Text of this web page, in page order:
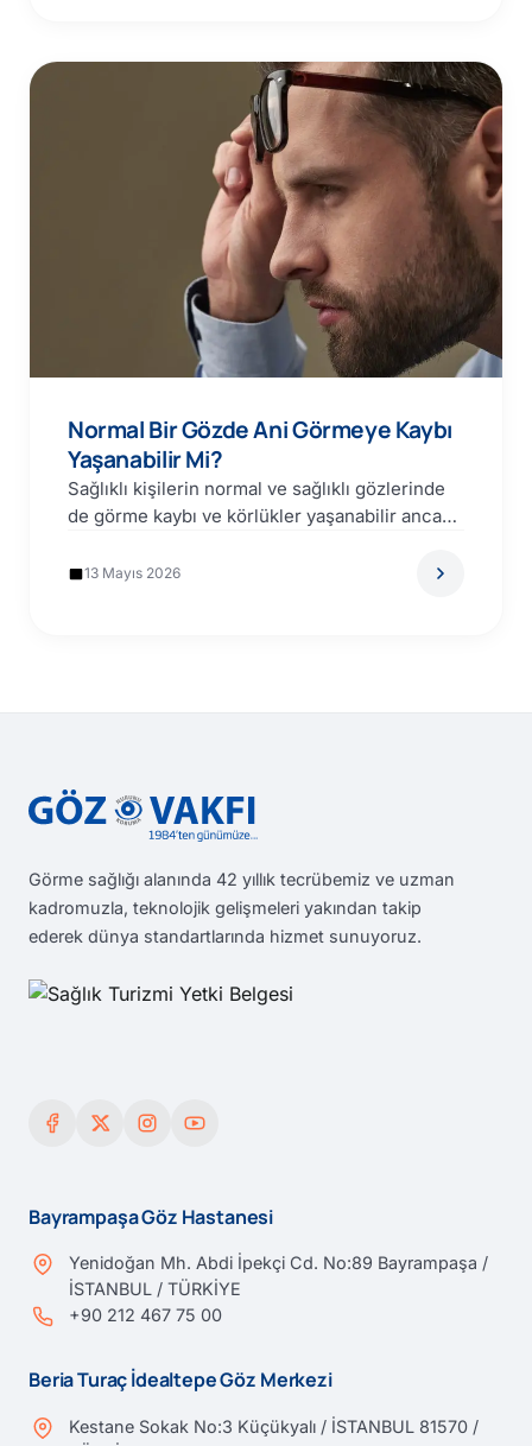
Normal Bir Gözde Ani Görmeye Kaybı
Yaşanabilir Mi?
Sağlıklı kişilerin normal ve sağlıklı gözlerinde
de görme kaybı ve körlükler yaşanabilir ancak
13 Mayıs 2026
Görme sağlığı alanında 42 yıllık tecrübemiz ve uzman
kadromuzla, teknolojik gelişmeleri yakından takip
ederek dünya standartlarında hizmet sunuyoruz.
Bayrampaşa Göz Hastanesi
Yenidoğan Mh. Abdi İpekçi Cd. No:89 Bayrampaşa /
İSTANBUL / TÜRKİYE
+90 212 467 75 00
Beria Turaç İdealtepe Göz Merkezi
Kestane Sokak No:3 Küçükyalı / İSTANBUL 81570 /